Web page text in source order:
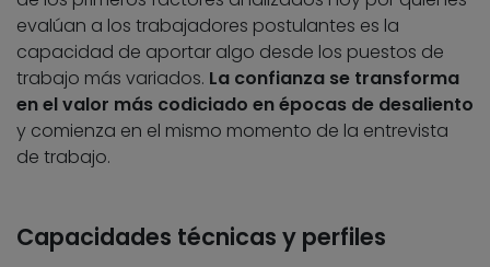
evalúan a los trabajadores postulantes es la
capacidad de aportar algo desde los puestos de
trabajo más variados. La confianza se transforma
en el valor más codiciado en épocas de desaliento
y comienza en el mismo momento de la entrevista
de trabajo.
Capacidades técnicas y perfiles